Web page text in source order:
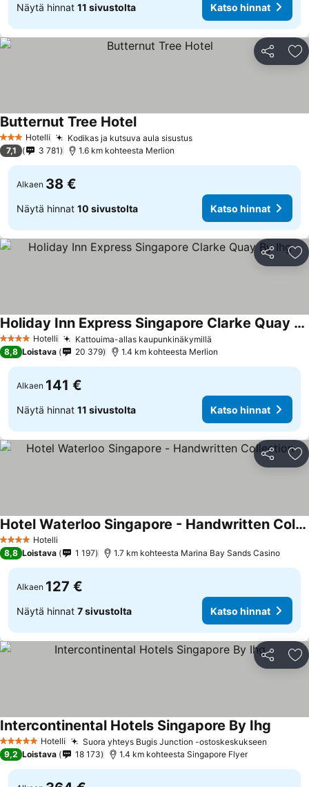
Näytä hinnat 11 sivustolta Katso hinnat
Jaa
3 Tähtiluokitus
Hotelli Kodikas ja kutsuva aula sisustusKatso hinnat
Butternut Tree HotelKatso hinnat
7,1 3 781 1.6 km kohteesta Merlion
Alkaen 38 €
Näytä hinnat 10 sivustolta Katso hinnat
Jaa
4 Tähtiluokitus
Hotelli Kattouima-allas kaupunkinäkymillä
Holiday Inn Express Singapore Clarke Quay By Ihg
Katso hinnat
8,8 Loistava 20 379 1.4 km kohteesta Merlion
Alkaen 141 €
Näytä hinnat 11 sivustolta Katso hinnat
Jaa
4 Tähtiluokitus
Hotelli
Hotel Waterloo Singapore - Handwritten Collection
Katso hinnat
8,8 Loistava 1 197 1.7 km kohteesta Marina Bay Sands Casino
Alkaen 127 €
Näytä hinnat 7 sivustolta Katso hinnat
Jaa
5 Tähtiluokitus
Hotelli Suora yhteys Bugis Junction -ostoskeskukseen
Intercontinental Hotels Singapore By Ihg
9,2 Loistava 18 173 1.4 km kohteesta Singapore Flyer